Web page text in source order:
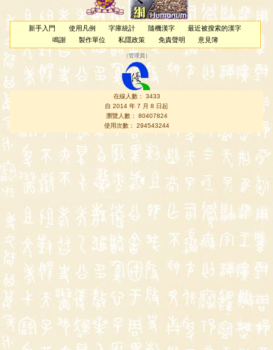
新手入門 使用凡例 字庫統計 隨機漢字
最近被搜索的漢字
鳴謝
製作單位 私隱政策 免責聲明 意見簿
（管理員 ）
在線人數： 3433
自 2014 年 7 月 8 日起
瀏覽人數： 80407824
使用次數： 294543244